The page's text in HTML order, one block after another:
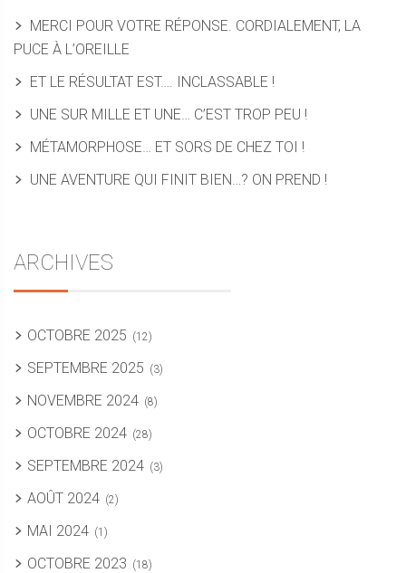
MERCI POUR VOTRE RÉPONSE. CORDIALEMENT, LA
PUCE À L’OREILLE
ET LE RÉSULTAT EST…. INCLASSABLE !
UNE SUR MILLE ET UNE… C’EST TROP PEU !
MÉTAMORPHOSE… ET SORS DE CHEZ TOI !
UNE AVENTURE QUI FINIT BIEN…? ON PREND !
ARCHIVES
OCTOBRE 2025 (12)
SEPTEMBRE 2025 (3)
NOVEMBRE 2024 (8)
OCTOBRE 2024 (28)
SEPTEMBRE 2024 (3)
AOÛT 2024 (2)
MAI 2024 (1)
OCTOBRE 2023 (18)